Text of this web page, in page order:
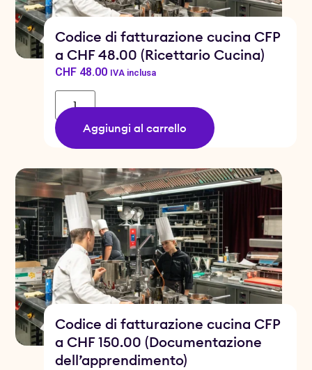
Codice di fatturazione cucina CFP
a CHF 48.00 (Ricettario Cucina)
CHF48.00 IVA inclusa
Aggiungi al carrello
Codice di fatturazione cucina CFP
a CHF 150.00 (Documentazione
dell’apprendimento)